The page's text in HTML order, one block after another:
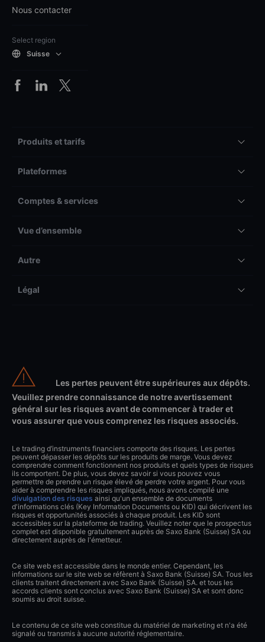
Nous contacter
Select region
Suisse
Produits et tarifs
Plateformes
Comptes & services
Vue d’ensemble
Autre
Légal
Les pertes peuvent être supérieures aux dépôts.
Veuillez prendre connaissance de notre avertissement
général sur les risques avant de commencer à trader et
vous assurer que vous comprenez les risques associés.
Le trading d’instruments financiers comporte des risques. Les pertes
peuvent dépasser les dépôts sur les produits de marge. Vous devez
comprendre comment fonctionnent nos produits et quels types de risques
ils comportent. De plus, vous devez savoir si vous pouvez vous
permettre de prendre un risque élevé de perdre votre argent. Pour vous
aider à comprendre les risques impliqués, nous avons compilé une
divulgation des risques ainsi qu'un ensemble de documents
d'informations clés (Key Information Documents ou KID) qui décrivent les
risques et opportunités associés à chaque produit. Les KID sont
accessibles sur la plateforme de trading. Veuillez noter que le prospectus
complet est disponible gratuitement auprès de Saxo Bank (Suisse) SA ou
directement auprès de l'émetteur.
Ce site web est accessible dans le monde entier. Cependant, les
informations sur le site web se réfèrent à Saxo Bank (Suisse) SA. Tous les
clients traitent directement avec Saxo Bank (Suisse) SA. et tous les
accords clients sont conclus avec Saxo Bank (Suisse) SA et sont donc
soumis au droit suisse.
Le contenu de ce site web constitue du matériel de marketing et n'a été
signalé ou transmis à aucune autorité réglementaire.